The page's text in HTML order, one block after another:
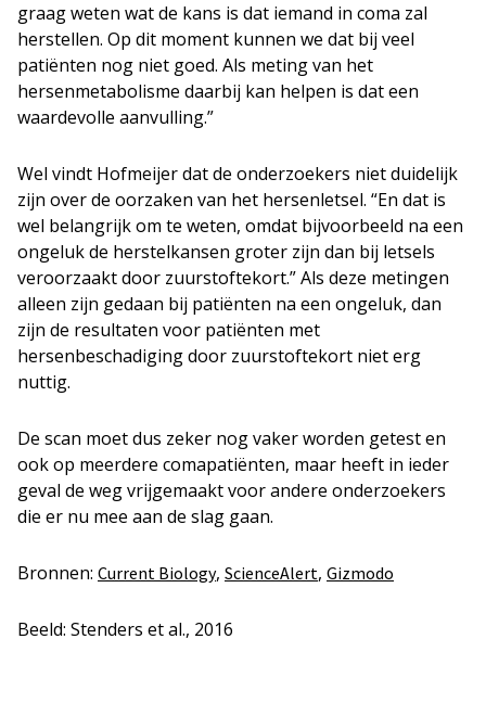
graag weten wat de kans is dat iemand in coma zal
herstellen. Op dit moment kunnen we dat bij veel
patiënten nog niet goed. Als meting van het
hersenmetabolisme daarbij kan helpen is dat een
waardevolle aanvulling.”
Wel vindt Hofmeijer dat de onderzoekers niet duidelijk
zijn over de oorzaken van het hersenletsel. “En dat is
wel belangrijk om te weten, omdat bijvoorbeeld na een
ongeluk de herstelkansen groter zijn dan bij letsels
veroorzaakt door zuurstoftekort.” Als deze metingen
alleen zijn gedaan bij patiënten na een ongeluk, dan
zijn de resultaten voor patiënten met
hersenbeschadiging door zuurstoftekort niet erg
nuttig.
De scan moet dus zeker nog vaker worden getest en
ook op meerdere comapatiënten, maar heeft in ieder
geval de weg vrijgemaakt voor andere onderzoekers
die er nu mee aan de slag gaan.
Bronnen: Current Biology, ScienceAlert, Gizmodo
Beeld: Stenders et al., 2016